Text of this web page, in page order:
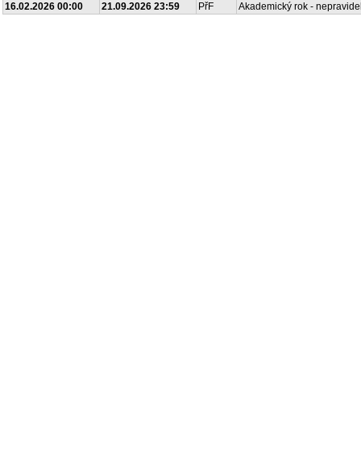
16.02.2026 00:00 21.09.2026 23:59 PřF Akademický rok -